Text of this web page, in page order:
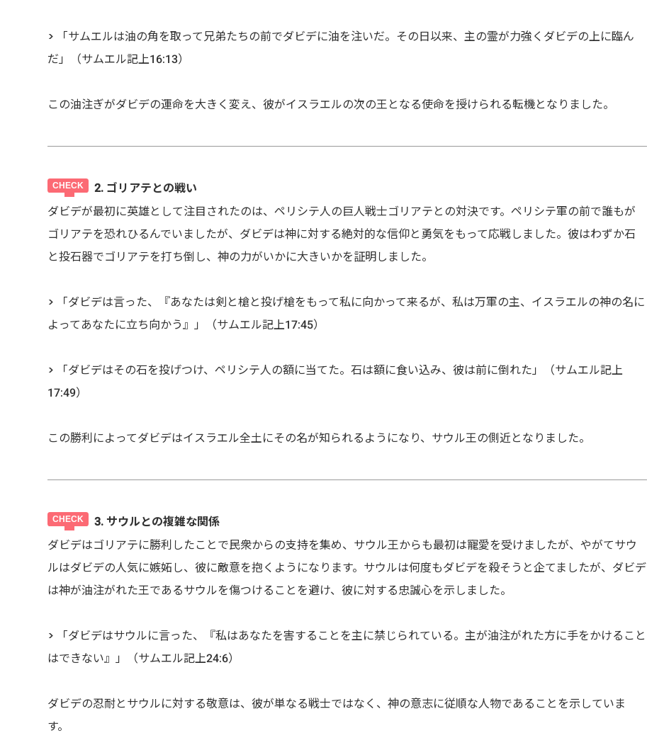
> 「サムエルは油の角を取って兄弟たちの前でダビデに油を注いだ。その日以来、主の霊が力強くダビデの上に臨ん
だ」（サムエル記上16:13）
この油注ぎがダビデの運命を大きく変え、彼がイスラエルの次の王となる使命を授けられる転機となりました。
2. ゴリアテとの戦い
ダビデが最初に英雄として注目されたのは、ペリシテ人の巨人戦士ゴリアテとの対決です。ペリシテ軍の前で誰もが
ゴリアテを恐れひるんでいましたが、ダビデは神に対する絶対的な信仰と勇気をもって応戦しました。彼はわずか石
と投石器でゴリアテを打ち倒し、神の力がいかに大きいかを証明しました。
> 「ダビデは言った、『あなたは剣と槍と投げ槍をもって私に向かって来るが、私は万軍の主、イスラエルの神の名に
よってあなたに立ち向かう』」（サムエル記上17:45）
> 「ダビデはその石を投げつけ、ペリシテ人の額に当てた。石は額に食い込み、彼は前に倒れた」（サムエル記上
17:49）
この勝利によってダビデはイスラエル全土にその名が知られるようになり、サウル王の側近となりました。
3. サウルとの複雑な関係
ダビデはゴリアテに勝利したことで民衆からの支持を集め、サウル王からも最初は寵愛を受けましたが、やがてサウ
ルはダビデの人気に嫉妬し、彼に敵意を抱くようになります。サウルは何度もダビデを殺そうと企てましたが、ダビデ
は神が油注がれた王であるサウルを傷つけることを避け、彼に対する忠誠心を示しました。
> 「ダビデはサウルに言った、『私はあなたを害することを主に禁じられている。主が油注がれた方に手をかけること
はできない』」（サムエル記上24:6）
ダビデの忍耐とサウルに対する敬意は、彼が単なる戦士ではなく、神の意志に従順な人物であることを示していま
す。